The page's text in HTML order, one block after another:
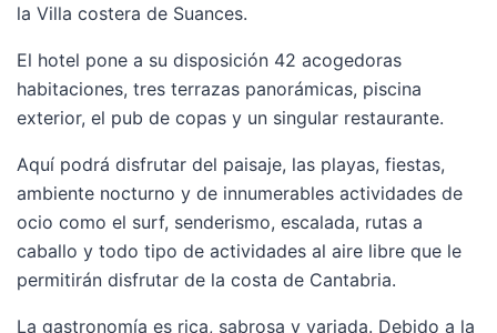
la Villa costera de Suances.
El hotel pone a su disposición 42 acogedoras
habitaciones, tres terrazas panorámicas, piscina
exterior, el pub de copas y un singular restaurante.
Aquí podrá disfrutar del paisaje, las playas, fiestas,
ambiente nocturno y de innumerables actividades de
ocio como el surf, senderismo, escalada, rutas a
caballo y todo tipo de actividades al aire libre que le
permitirán disfrutar de la costa de Cantabria.
La gastronomía es rica, sabrosa y variada. Debido a la